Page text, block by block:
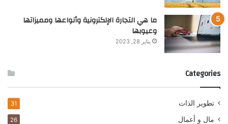
ما هي التجارة الإلكترونية وأنواعها ومميزاتها
وعيوبها
يناير 28, 2023
Categories
تطوير الذات 31
مال و أعمال 26